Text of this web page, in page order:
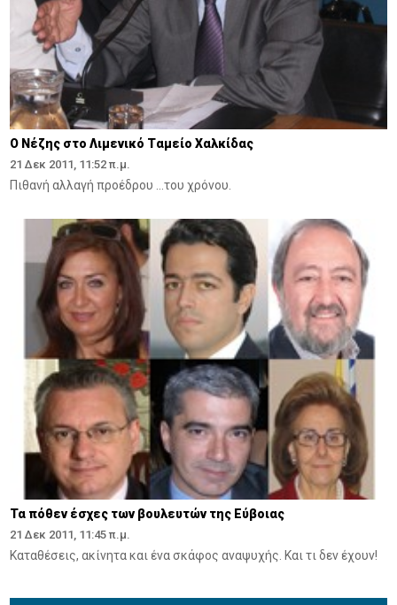
O Nέζης στο Λιμενικό Tαμείο Xαλκίδας
21 Δεκ 2011, 11:52 π.μ.
Πιθανή αλλαγή προέδρου ...του χρόνου.
Τα πόθεν έσχες των βουλευτών της Εύβοιας
21 Δεκ 2011, 11:45 π.μ.
Kαταθέσεις, ακίνητα και ένα σκάφος αναψυχής. Και τι δεν έχουν!